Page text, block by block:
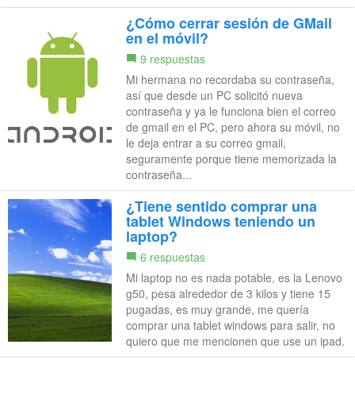
¿Cómo cerrar sesión de GMail
en el móvil?
9 respuestas
Mi hermana no recordaba su contraseña,
así que desde un PC solicitó nueva
contraseña y ya le funciona bien el correo
de gmail en el PC, pero ahora su móvil, no
le deja entrar a su correo gmail,
seguramente porque tiene memorizada la
contraseña...
¿Tiene sentido comprar una
tablet Windows teniendo un
laptop?
6 respuestas
Mi laptop no es nada potable, es la Lenovo
g50, pesa alrededor de 3 kilos y tiene 15
pugadas, es muy grande, me quería
comprar una tablet windows para salir, no
quiero que me mencionen que use un ipad.